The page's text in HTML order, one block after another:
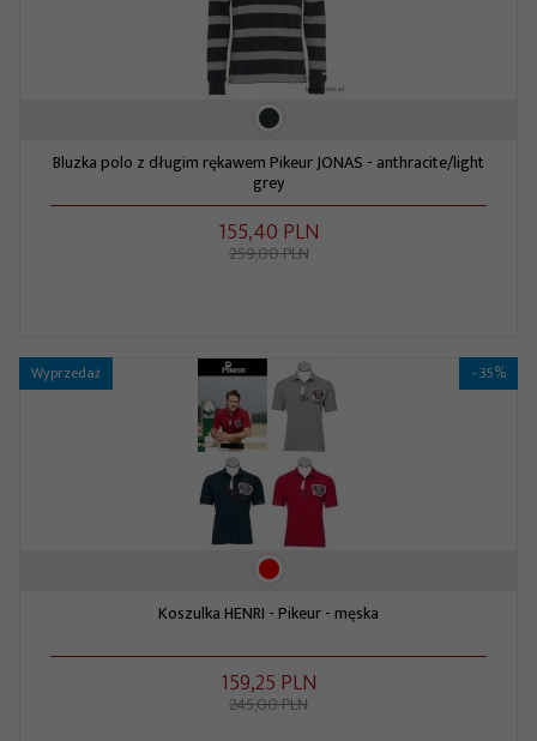
Bluzka polo z długim rękawem Pikeur JONAS - anthracite/light
grey
155,40 PLN
259,00 PLN
Wyprzedaż - 35%
Koszulka HENRI - Pikeur - męska
159,25 PLN
245,00 PLN